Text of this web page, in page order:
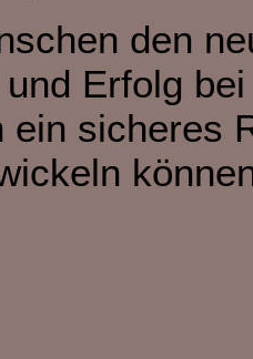
den
Erfolg
ein sicheres